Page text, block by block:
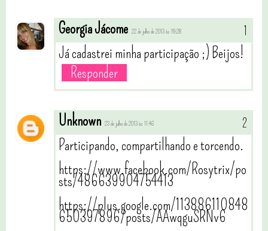
Georgia Jácome 22 de julho de 2013 às 19:28
Já cadastrei minha participação ;) Beijos!
Responder
Unknown 23 de julho de 2013 às 11:46
Participando, compartilhando e torcendo.
https://www.facebook.com/Rosytrix/po
sts/486639904754413
https://plus.google.com/113886110848
650397896/posts/AAwqguSRNv6